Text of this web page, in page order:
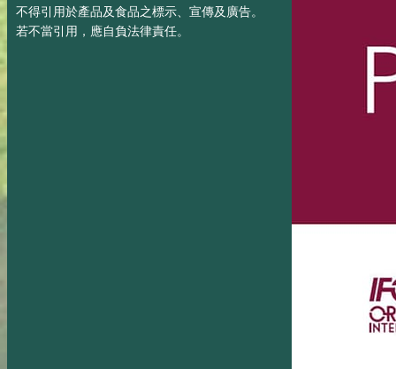
不得引用於產品及食品之標示、宣傳及廣告。
若不當引用，應自負法律責任。